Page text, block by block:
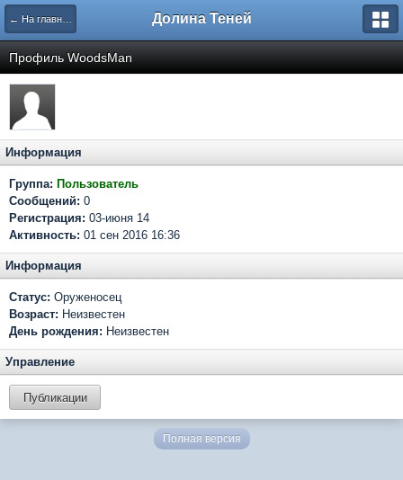
← На главную Долина Теней
Профиль WoodsMan
Информация
Группа: Пользователь
Сообщений: 0
Регистрация: 03-июня 14
Активность: 01 сен 2016 16:36
Информация
Статус: Оруженосец
Возраст: Неизвестен
День рождения: Неизвестен
Управление
Публикации
Полная версия